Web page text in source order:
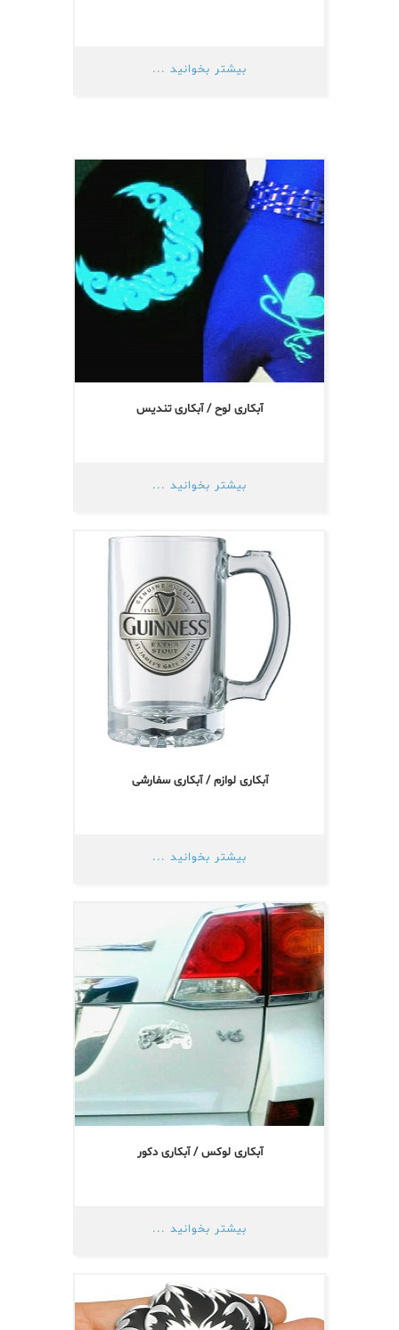
بیشتر بخوانید ...
آبکاری لوح / آبکاری تندیس
بیشتر بخوانید ...
آبکاری لوازم / آبکاری سفارشی
بیشتر بخوانید ...
آبکاری لوکس / آبکاری دکور
بیشتر بخوانید ...